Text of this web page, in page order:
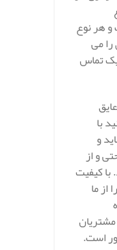
و هر نوع
را می
یک تماس
با
و
و از
کیفیت
ما
است.